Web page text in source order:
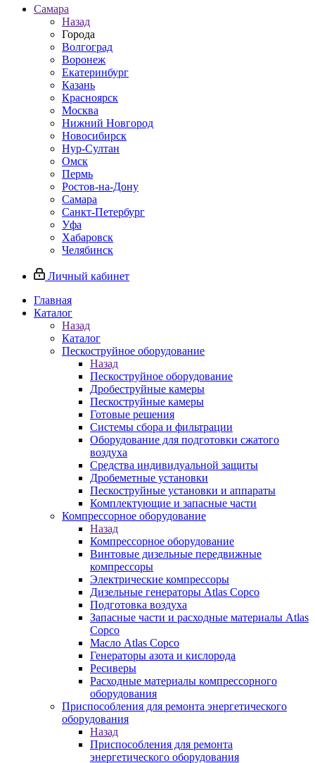
Самара
Назад
Города
Волгоград
Воронеж
Екатеринбург
Казань
Красноярск
Москва
Нижний Новгород
Новосибирск
Нур-Султан
Омск
Пермь
Ростов-на-Дону
Самара
Санкт-Петербург
Уфа
Хабаровск
Челябинск
Личный кабинет
Главная
Каталог
Назад
Каталог
Пескоструйное оборудование
Назад
Пескоструйное оборудование
Дробеструйные камеры
Пескоструйные камеры
Готовые решения
Системы сбора и фильтрации
Оборудование для подготовки сжатого
воздуха
Средства индивидуальной защиты
Дробеметные установки
Пескоструйные установки и аппараты
Комплектующие и запасные части
Компрессорное оборудование
Назад
Компрессорное оборудование
Винтовые дизельные передвижные
компрессоры
Электрические компрессоры
Дизельные генераторы Atlas Copco
Подготовка воздуха
Запасные части и расходные материалы Atlas
Copco
Масло Atlas Copco
Генераторы азота и кислорода
Ресиверы
Расходные материалы компрессорного
оборудования
Приспособления для ремонта энергетического
оборудования
Назад
Приспособления для ремонта
энергетического оборудования